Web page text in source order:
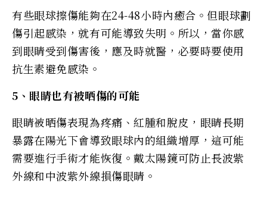
有些眼球擦傷能夠在24-48小時內癒合。但眼球劃
傷引起感染，就有可能導致失明。所以，當你感
到眼睛受到傷害後，應及時就醫，必要時要使用
抗生素避免感染。
5、眼睛也有被晒傷的可能
眼睛被晒傷表現為疼痛、紅腫和脫皮，眼睛長期
暴露在陽光下會導致眼球內的組織增厚，這可能
需要進行手術才能恢復。戴太陽鏡可防止長波紫
外線和中波紫外線損傷眼睛。